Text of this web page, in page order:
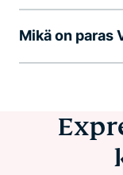
Mikä on paras